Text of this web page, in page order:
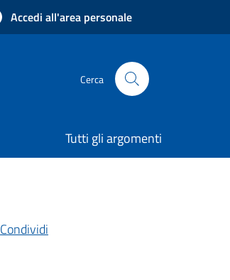
Accedi all'area personale
Cerca
Tutti gli argomenti
Condividi